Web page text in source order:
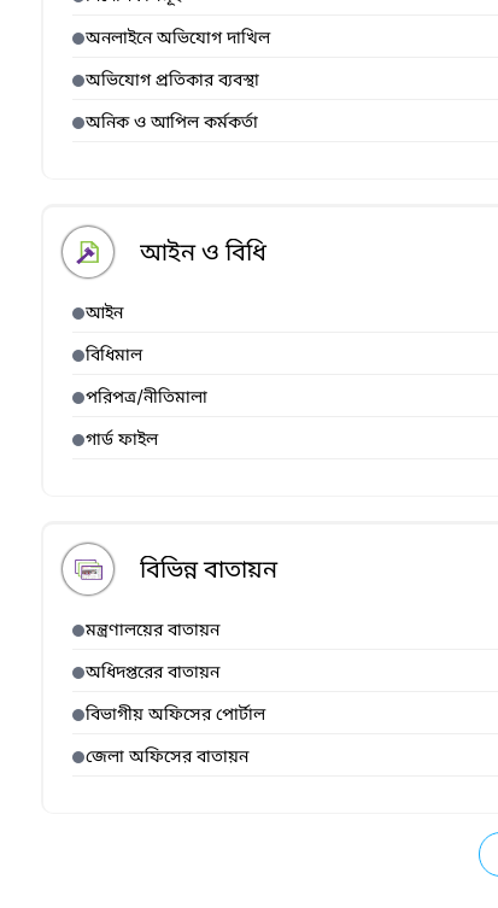
অনলাইনে অভিযোগ দাখিল
অভিযোগ প্রতিকার ব্যবস্থা
অনিক ও আপিল কর্মকর্তা
আইন ও বিধি
আইন
বিধিমাল
পরিপত্র/নীতিমালা
গার্ড ফাইল
বিভিন্ন বাতায়ন
মন্ত্রণালয়ের বাতায়ন
অধিদপ্তরের বাতায়ন
বিভাগীয় অফিসের পোর্টাল
জেলা অফিসের বাতায়ন